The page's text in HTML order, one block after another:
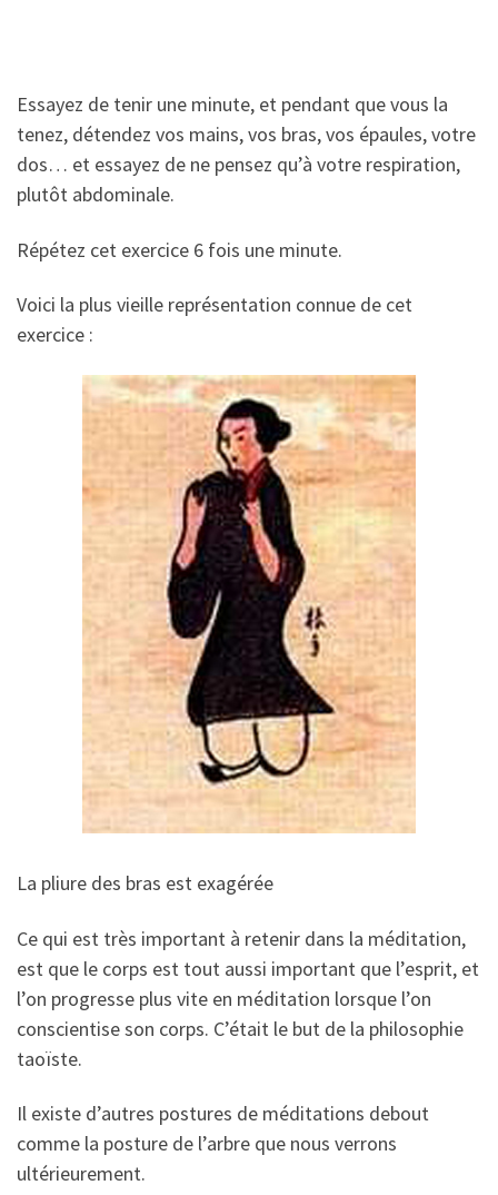
Essayez de tenir une minute, et pendant que vous la
tenez, détendez vos mains, vos bras, vos épaules, votre
dos… et essayez de ne pensez qu’à votre respiration,
plutôt abdominale.
Répétez cet exercice 6 fois une minute.
Voici la plus vieille représentation connue de cet
exercice :
La pliure des bras est exagérée
Ce qui est très important à retenir dans la méditation,
est que le corps est tout aussi important que l’esprit, et
l’on progresse plus vite en méditation lorsque l’on
conscientise son corps. C’était le but de la philosophie
taoïste.
Il existe d’autres postures de méditations debout
comme la posture de l’arbre que nous verrons
ultérieurement.